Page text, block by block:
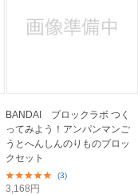
BANDAI ブロックラボ つく
ってみよう！アンパンマンご
うとへんしんのりものブロッ
クセット
(3)
3,168円